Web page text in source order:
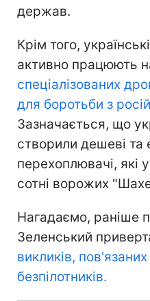
держав.
Крім того,
активно працюють
спеціалізованих
для боротьби з
Зазначається, що
створили дешеві та
перехоплювачі, які
сотні ворожих
Нагадаємо, раніше
Зеленський
викликів,
безпілотників.